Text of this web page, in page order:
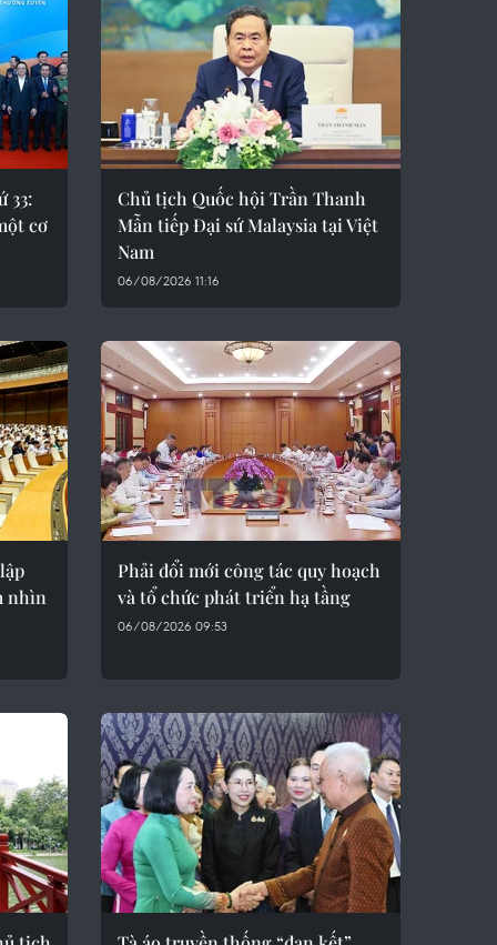
33:
cơ
Chủ tịch Quốc hội Trần Thanh
Mẫn tiếp Đại sứ Malaysia tại Việt
Nam
06/08/2026 11:16
nhìn
Phải đổi mới công tác quy hoạch
và tổ chức phát triển hạ tầng
06/08/2026 09:53